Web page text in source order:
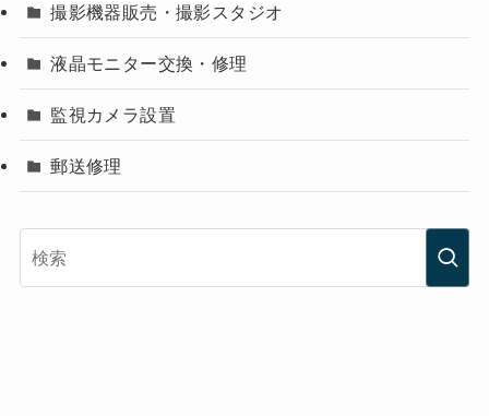
撮影機器販売・撮影スタジオ
液晶モニター交換・修理
監視カメラ設置
郵送修理